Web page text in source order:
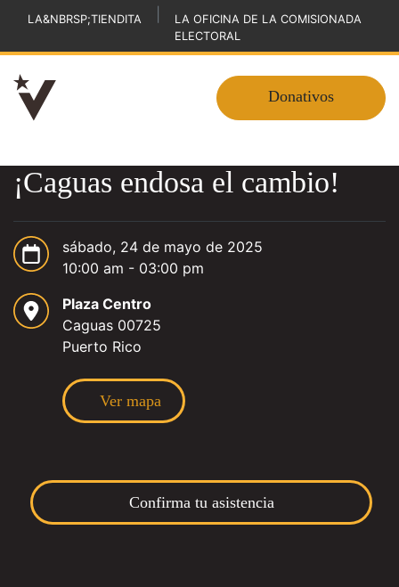
LA&NBRSP;TIENDITA
LA OFICINA DE LA COMISIONADA
ELECTORAL
Donativos
¡Caguas endosa el cambio!
sábado, 24 de mayo de 2025
10:00 am - 03:00 pm
Plaza Centro
Caguas 00725
Puerto Rico
Ver mapa
Confirma tu asistencia